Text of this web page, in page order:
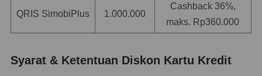
QRIS SimobiPlus 1.000.000
Cashback 36%,
maks. Rp360.000
Syarat & Ketentuan Diskon Kartu Kredit